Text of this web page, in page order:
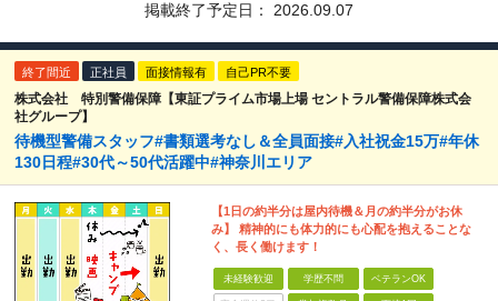
掲載終了予定日： 2026.09.07
終了間近 正社員 面接情報有 自己PR不要
株式会社 特別警備保障【東証プライム市場上場 セントラル警備保障株式会
社グループ】
待機型警備スタッフ#書類選考なし＆全員面接#入社祝金15万#年休
130日程#30代～50代活躍中#神奈川エリア
【1日の約半分は屋内待機＆月の約半分がお休
み】 精神的にも体力的にも心配を抱えることな
く、長く働けます！
未経験歓迎 学歴不問 ベテランOK